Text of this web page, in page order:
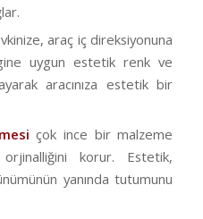
araç iç direksiyonuna
uygun estetik renk ve
aracınıza estetik bir
çok ince bir malzeme
korur. Estetik,
yanında tutumunu